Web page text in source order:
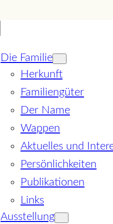
Die Familie
Herkunft
Familiengüter
Der Name
Wappen
Aktuelles und
Persönlichkeiten
Publikationen
Links
Ausstellung